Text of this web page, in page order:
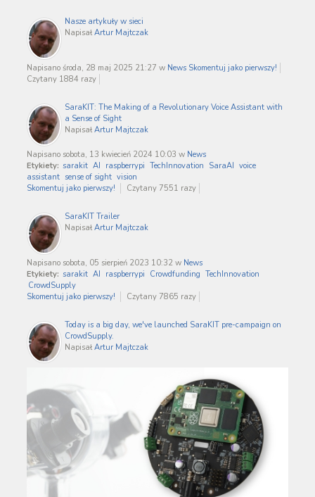
Nasze artykuły w sieci
Napisał Artur Majtczak
Napisano środa, 28 maj 2025 21:27 w News Skomentuj jako pierwszy!
Czytany 1884 razy
SaraKIT: The Making of a Revolutionary Voice Assistant with
a Sense of Sight
Napisał Artur Majtczak
Napisano sobota, 13 kwiecień 2024 10:03 w News
Etykiety: sarakit AI raspberrypi TechInnovation SaraAI voice
assistant sense of sight vision
Skomentuj jako pierwszy!
Czytany 7551 razy
SaraKIT Trailer
Napisał Artur Majtczak
Napisano sobota, 05 sierpień 2023 10:32 w News
Etykiety: sarakit AI raspberrypi Crowdfunding TechInnovation
CrowdSupply
Skomentuj jako pierwszy!
Czytany 7865 razy
Today is a big day, we've launched SaraKIT pre-campaign on
CrowdSupply.
Napisał Artur Majtczak